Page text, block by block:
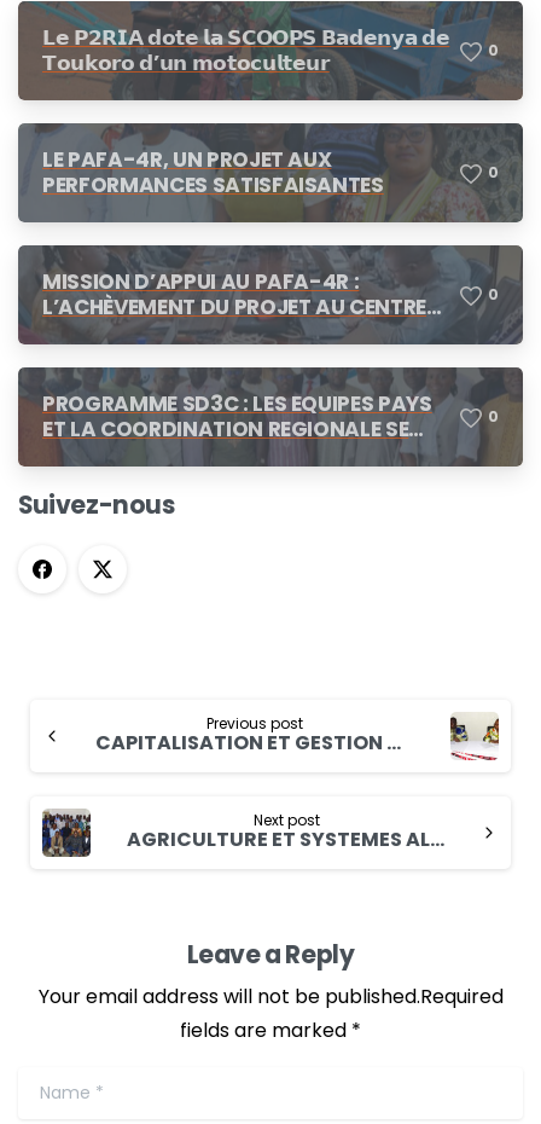
de cotation
𝗟𝗲 𝗣𝟮𝗥𝗜𝗔 𝗱𝗼𝘁𝗲 𝗹𝗮 𝗦𝗖𝗢𝗢𝗣𝗦 𝗕𝗮𝗱𝗲𝗻𝘆𝗮 𝗱𝗲
𝗧𝗼𝘂𝗸𝗼𝗿𝗼 𝗱’𝘂𝗻 𝗺𝗼𝘁𝗼𝗰𝘂𝗹𝘁𝗲𝘂𝗿
0
LE PAFA-4R, UN PROJET AUX
PERFORMANCES SATISFAISANTES
0
MISSION D’APPUI AU PAFA-4R :
L’ACHÈVEMENT DU PROJET AU CENTRE
DES CONCERTATIONS
0
PROGRAMME SD3C : LES EQUIPES PAYS
ET LA COORDINATION REGIONALE SE
CONCERTENT A N’DJAMENA
0
Suivez-nous
Previous post
CAPITALISATION ET GESTION DES SAVOIRS Le plan annuel 2022 du PAPFA/PAFA-4R est élaboré !
Next post
AGRICULTURE ET SYSTEMES ALIMENTAIRES SENSIBLES A LA NUTRITION : des participants apprécient la formation
Leave a Reply
Your email address will not be published.Required
fields are marked *
Name